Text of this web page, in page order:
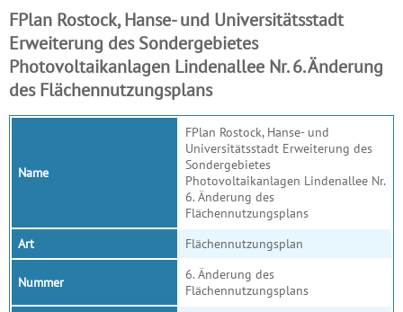
FPlan Rostock, Hanse- und Universitätsstadt
Erweiterung des Sondergebietes
Photovoltaikanlagen Lindenallee Nr. 6. Änderung
des Flächennutzungsplans
Name
FPlan Rostock, Hanse- und
Universitätsstadt Erweiterung des
Sondergebietes
Photovoltaikanlagen Lindenallee Nr.
6. Änderung des
Flächennutzungsplans
Art
Flächennutzungsplan
Nummer
6. Änderung des
Flächennutzungsplans